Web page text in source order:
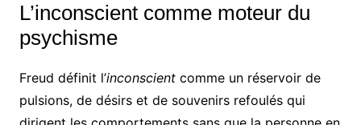
L’inconscient comme moteur du
psychisme
Freud définit l’inconscientcomme un réservoir de
pulsions, de désirs et de souvenirs refoulés qui